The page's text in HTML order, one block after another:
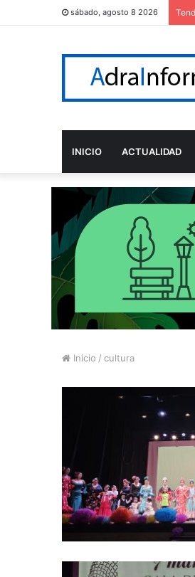
sábado, agosto 8 2026
INICIO ACTUALIDAD
Inicio / cultura